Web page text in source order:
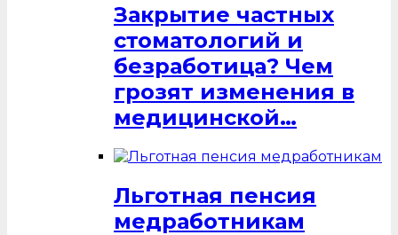
Закрытие частных
стоматологий и
безработица? Чем
грозят изменения в
медицинской…
Льготная пенсия
медработникам